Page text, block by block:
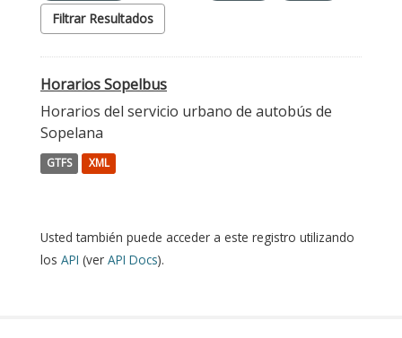
Filtrar Resultados
Horarios Sopelbus
Horarios del servicio urbano de autobús de
Sopelana
GTFS XML
Usted también puede acceder a este registro utilizando
los API (ver API Docs).